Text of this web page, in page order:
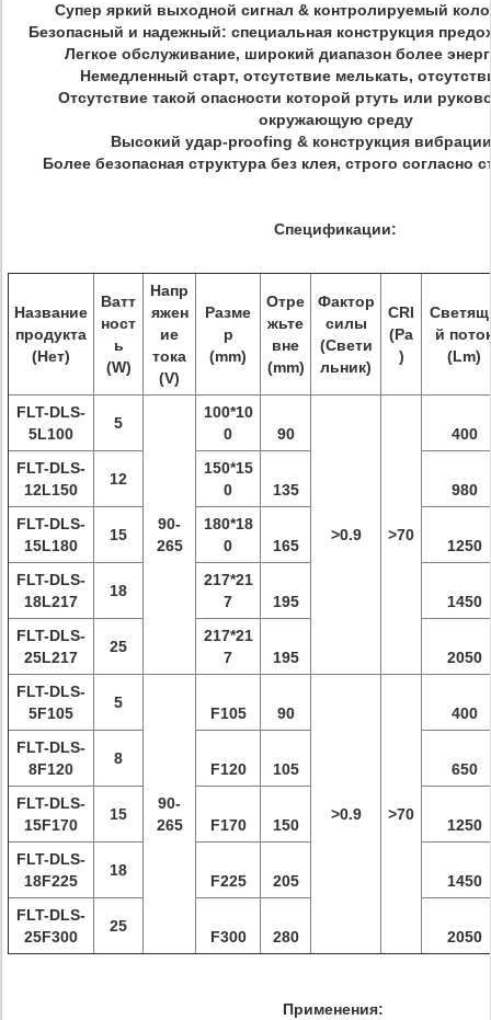
Супер яркий выходной сигнал & контролируемый
Безопасный и надежный: специальная конструкция
Легкое обслуживание, широкий диапазон более
Немедленный старт, отсутствие мелькать,
Отсутствие такой опасности которой ртуть или
окружающую среду
Высокий удар-proofing & конструкция
Более безопасная структура без клея, строго согласно
Спецификации:
Название
продукта
(Нет)
Ватт
ност
ь
(W)
Напр
яжен
ие
тока
(V)
Разме
р
(mm)
Отре
жьте
вне
(mm)
Фактор
силы
(Свети
льник)
CRI
(Ра
)
й
(Lm)
FLT-DLS-
5L100
5
90-
265
100*10
0
90
>0.9 >70
400
FLT-DLS-
12L150
12
150*15
0
135
980
FLT-DLS-
15L180
15
180*18
0
165
1250
FLT-DLS-
18L217
18
217*21
7
195
1450
FLT-DLS-
25L217
25
217*21
7
195
2050
FLT-DLS-
5F105
5
90-
265
F105 90
>0.9 >70
400
FLT-DLS-
8F120
8
F120 105
650
FLT-DLS-
15F170
15
F170 150
1250
FLT-DLS-
18F225
18
F225 205
1450
FLT-DLS-
25F300
25
F300 280 2050
Применения: